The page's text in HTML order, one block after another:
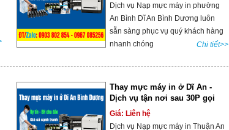
Dịch vụ Nạp mực máy in phường
An Bình Dĩ An Bình Dương luôn
sẵn sàng phục vụ quý khách hàng
nhanh chóng
Chi tiết>>
Thay mực máy in ở Dĩ An -
Dịch vụ tận nơi sau 30P gọi
Giá: Liên hệ
Dịch vụ Nạp mực máy in Thuận An